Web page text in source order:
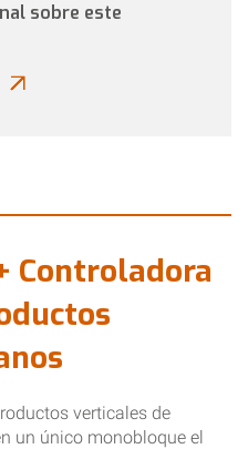
sobre este
Controladora
verticales de
un único monobloque el